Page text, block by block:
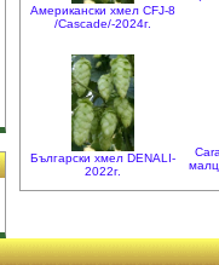
Американски хмел CFJ-8
/Cascade/-2024г.
Български хмел DENALI-
2022г.